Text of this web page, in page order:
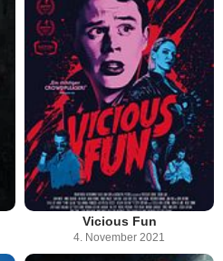
Vicious Fun
4. November 2021